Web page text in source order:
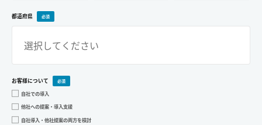
都道府県
お客様について
自社での導入
他社への提案・導入支援
自社導入・他社提案の両方を検討